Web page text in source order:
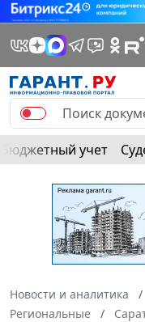
Бюджетный учет
Новости и аналитика
Региональные